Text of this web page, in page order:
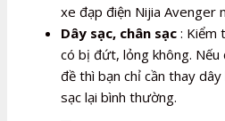
xe đạp điện Nijia Avenger
Dây sạc, chân sạc : Kiểm
có bị đứt, lỏng không. Nếu
đề thì bạn chỉ cần thay
sạc lại bình thường.